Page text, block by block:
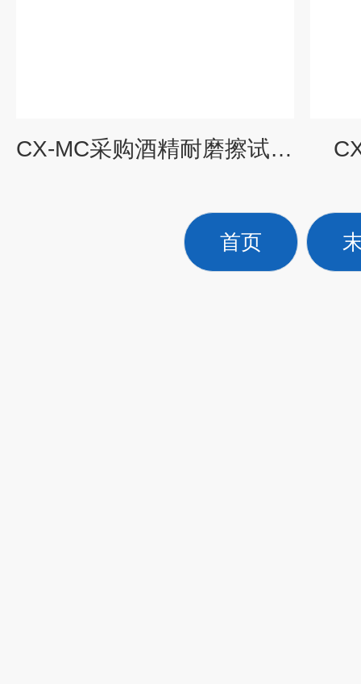
CX-MC采购酒精耐磨擦试验机
首页